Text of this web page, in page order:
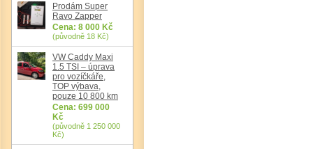
Prodám Super
Ravo Zapper
Cena: 8 000 Kč
(původně 18 Kč)
VW Caddy Maxi
1.5 TSI – úprava
pro vozíčkáře,
TOP výbava,
pouze 10 800 km
Cena: 699 000
Kč
(původně 1 250 000
Kč)